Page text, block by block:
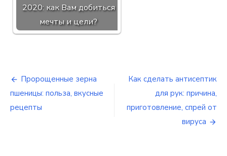
2020: как Вам добиться
мечты и цели?
Навигация
по
Пророщенные зерна
пшеницы: польза, вкусные
рецепты
Как сделать антисептик
для рук: причина,
приготовление, спрей от
вируса